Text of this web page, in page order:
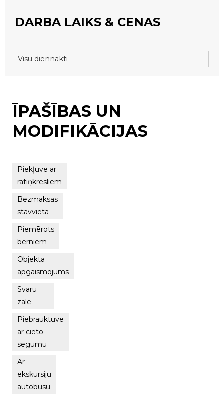
DARBA LAIKS & CENAS
Visu diennakti
ĪPAŠĪBAS UN
MODIFIKĀCIJAS
Piekļuve ar
ratiņkrēsliem
Bezmaksas
stāvvieta
Piemērots
bērniem
Objekta
apgaismojums
Svaru
zāle
Piebrauktuve
ar cieto
segumu
Ar
ekskursiju
autobusu